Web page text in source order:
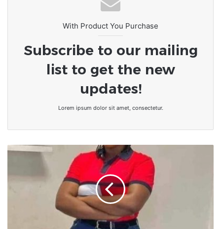
With Product You Purchase
Subscribe to our mailing
list to get the new
updates!
Lorem ipsum dolor sit amet, consectetur.
[Tribune]